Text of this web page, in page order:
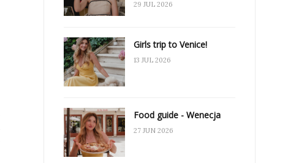
29 JUL 2026
Girls trip to Venice!
13 JUL 2026
Food guide - Wenecja
27 JUN 2026